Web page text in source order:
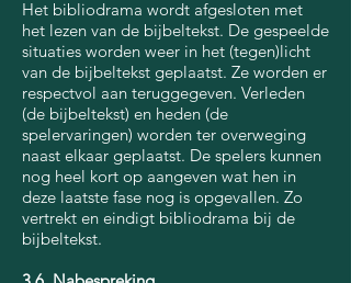
Het bibliodrama wordt afgesloten met
het lezen van de bijbeltekst. De gespeelde
situaties worden weer in het (tegen)licht
van de bijbeltekst geplaatst. Ze worden er
respectvol aan teruggegeven. Verleden
(de bijbeltekst) en heden (de
spelervaringen) worden ter overweging
naast elkaar geplaatst. De spelers kunnen
nog heel kort op aangeven wat hen in
deze laatste fase nog is opgevallen. Zo
vertrekt en eindigt bibliodrama bij de
bijbeltekst.